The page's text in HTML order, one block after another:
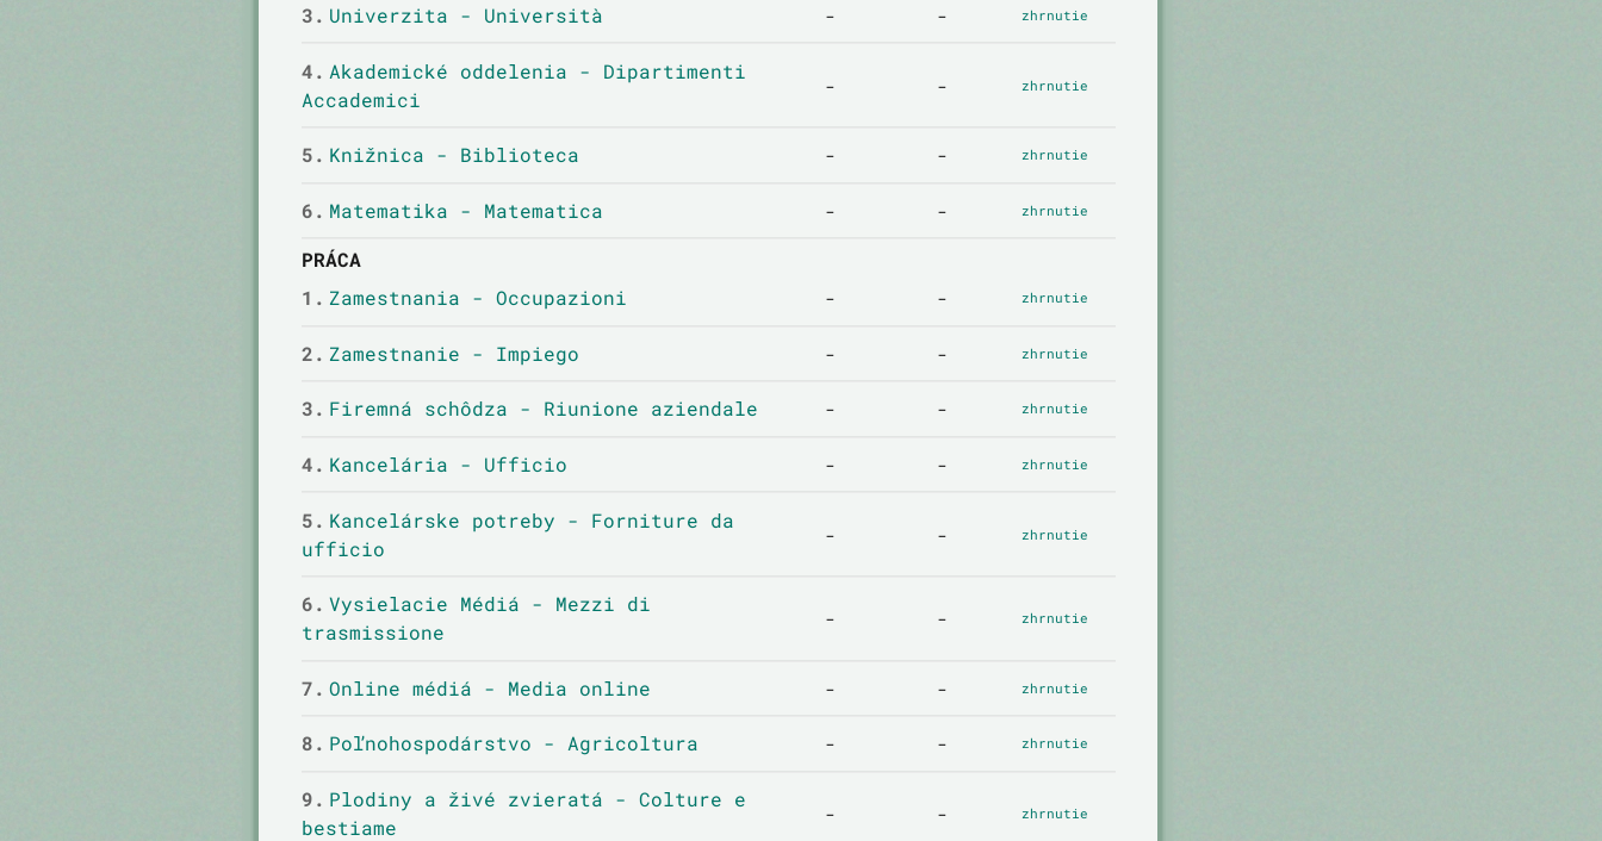
3. Univerzita - Università - - zhrnutie
4. Akademické oddelenia - Dipartimenti
Accademici
- - zhrnutie
5. Knižnica - Biblioteca - - zhrnutie
6. Matematika - Matematica - - zhrnutie
PRÁCA
1. Zamestnania - Occupazioni - - zhrnutie
2. Zamestnanie - Impiego - - zhrnutie
3. Firemná schôdza - Riunione aziendale - - zhrnutie
4. Kancelária - Ufficio - - zhrnutie
5. Kancelárske potreby - Forniture da
ufficio
- - zhrnutie
6. Vysielacie Médiá - Mezzi di
trasmissione
- - zhrnutie
7. Online médiá - Media online - - zhrnutie
8. Poľnohospodárstvo - Agricoltura - - zhrnutie
9. Plodiny a živé zvieratá - Colture e
bestiame
- - zhrnutie